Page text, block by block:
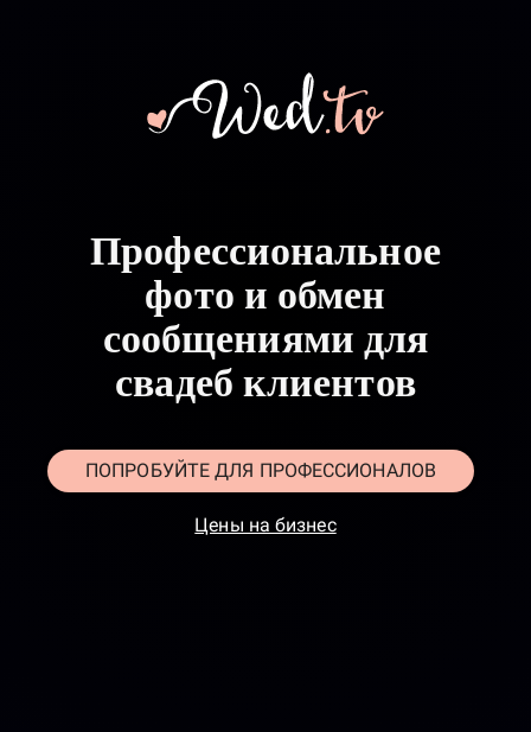
Профессиональное
фото и обмен
сообщениями для
свадеб клиентов
ПОПРОБУЙТЕ ДЛЯ ПРОФЕССИОНАЛОВ
Цены на бизнес